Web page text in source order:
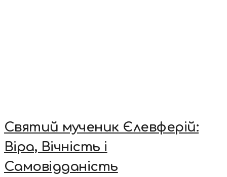
Святий мученик Єлевферій:
Віра, Вічність і
Самовідданість